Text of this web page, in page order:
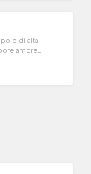
di alta
amore
e dal luppolo